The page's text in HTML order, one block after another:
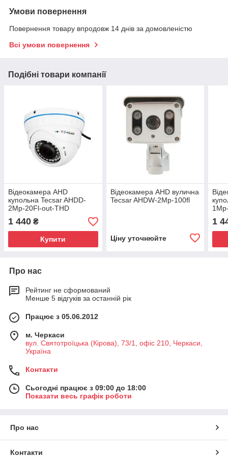
Умови повернення
Повернення товару впродовж 14 днів за домовленістю
Всі умови повернення
Подібні товари компанії
Відеокамера AHD
купольна Tecsar AHDD-
2Mp-20Fl-out-THD
1 440 ₴
Купити
Відеокамера AHD вулична
Tecsar AHDW-2Mp-100fl
Ціну уточнюйте
1
Про нас
Рейтинг не сформований
Менше 5 відгуків за останній рік
Працює з 05.06.2012
м. Черкаси
вул. Святотроїцька (Кірова), 73/1, офіс 210, Черкаси,
Україна
Контакти
Сьогодні працює з 09:00 до 18:00
Показати весь графік роботи
Про нас
Контакти